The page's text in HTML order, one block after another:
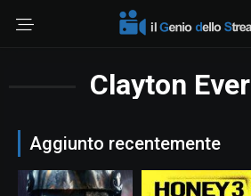
Clayton
Aggiunto recentemente